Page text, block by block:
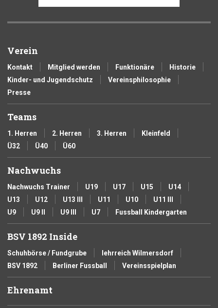
Verein
Kontakt Mitglied werden Funktionäre
Historie
Kinder- und Jugendschutz
Vereinsphilosophie
Presse
Teams
1. Herren 2. Herren 3. Herren
Kleinfeld
Ü32
Ü40 Ü60
Nachwuchs
Nachwuchs Trainer U19 U17 U15
U14
U13
U12 U13 III U11 U10
U11 III
U9
U9 II U9 III U7 Fussball Kindergarten
BSV 1892 Inside
Schuhbörse / Fundgrube
lehrreich Wilmersdorf
BSV 1892
Berliner Fussball Vereinsspielplan
Ehrenamt